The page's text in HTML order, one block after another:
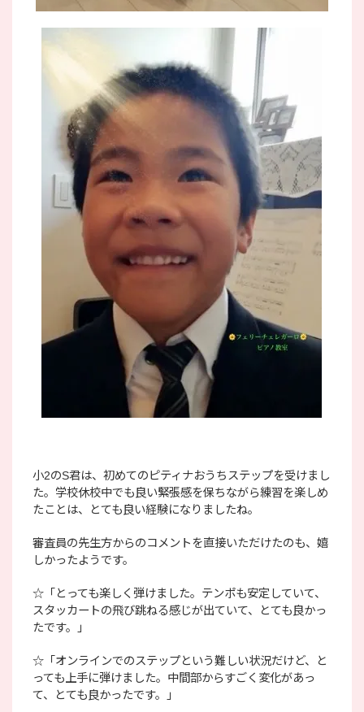
小2のS君は、初めてのピティナおうちステップを受けまし
た。学校休校中でも良い緊張感を保ちながら練習を楽しめ
たことは、とても良い経験になりましたね。
審査員の先生方からのコメントを直接いただけたのも、嬉
しかったようです。
☆「とっても楽しく弾けました。テンポも安定していて、
スタッカートの飛び跳ねる感じが出ていて、とても良かっ
たです。」
☆「オンラインでのステップという難しい状況だけど、と
っても上手に弾けました。中間部からすごく変化があっ
て、とても良かったです。」